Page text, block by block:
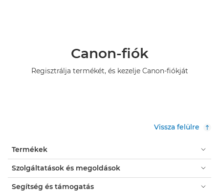
Canon-fiók
Regisztrálja termékét, és kezelje Canon-fiókját
Vissza felülre
Termékek
Szolgáltatások és megoldások
Segítség és támogatás